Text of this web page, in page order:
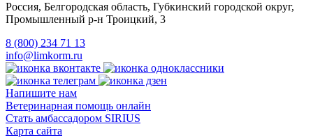
Россия, Белгородская область, Губкинский городской округ,
Промышленный р-н Троицкий, 3
8 (800) 234 71 13
info@limkorm.ru
Напишите нам
Ветеринарная помощь онлайн
Стать амбассадором SIRIUS
Карта сайта